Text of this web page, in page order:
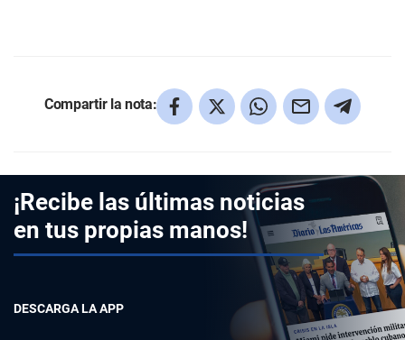
Compartir la nota:
¡Recibe las últimas noticias
en tus propias manos!
DESCARGA LA APP